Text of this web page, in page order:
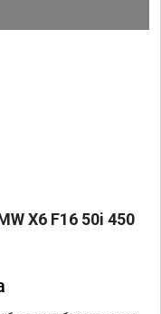
X6 F16 50i 450